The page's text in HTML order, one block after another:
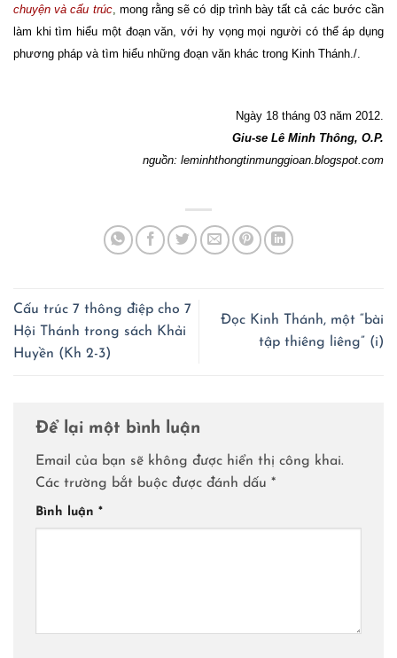
chuyện và cấu trúc, mong rằng sẽ có dịp trình bày tất cả các bước cần
làm khi tìm hiểu một đoạn văn, với hy vọng mọi người có thể áp dụng
phương pháp và tìm hiểu những đoạn văn khác trong Kinh Thánh./.
Ngày 18 tháng 03 năm 2012.
Giu-se Lê Minh Thông, O.P.
nguồn: leminhthongtinmunggioan.blogspot.com
Cấu trúc 7 thông điệp cho 7
Hội Thánh trong sách Khải
Huyền (Kh 2-3)
Đọc Kinh Thánh, một “bài
tập thiêng liêng” (i)
Để lại một bình luận
Email của bạn sẽ không được hiển thị công khai.
Các trường bắt buộc được đánh dấu *
Bình luận *